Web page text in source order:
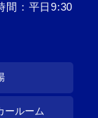
間：平日9:30
ールーム